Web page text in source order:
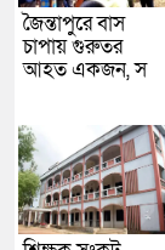
জৈন্তাপুরে বাস
চাপায় গুরুতর
আহত একজন, স